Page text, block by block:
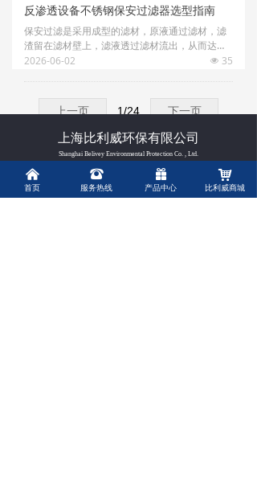
→ 水处理药剂
新闻资讯
→ 行业新闻
→ 公司新闻
→ 常见问题
联系我们
高纯度抛光混床树脂将在其第一个操作周期中提
供18兆欧·厘米的优质水，总有机碳含量远低于5p
pb，作为抛光混床AMBERJET™UP6150高纯度抛
光混床树脂也适用于任何通用混床应用，以经济
地生产高纯度水，外观呈琥珀色颗粒。
反渗透设备不锈钢保安过滤器选型指南
保安过滤是采用成型的滤材，原液通过滤材，滤
渣留在滤材壁上，滤液透过滤材流出，从而达到
过滤的目的。
넶 35
2026-06-02
上一页 下一页
1/24
上海比利威环保有限公司
Shanghai Belivey Environmental Protection Co. , Ltd.
联系人：
赵经理
낀
首页
뀰
服务热线
끣
产品中心
낙
比利威商城